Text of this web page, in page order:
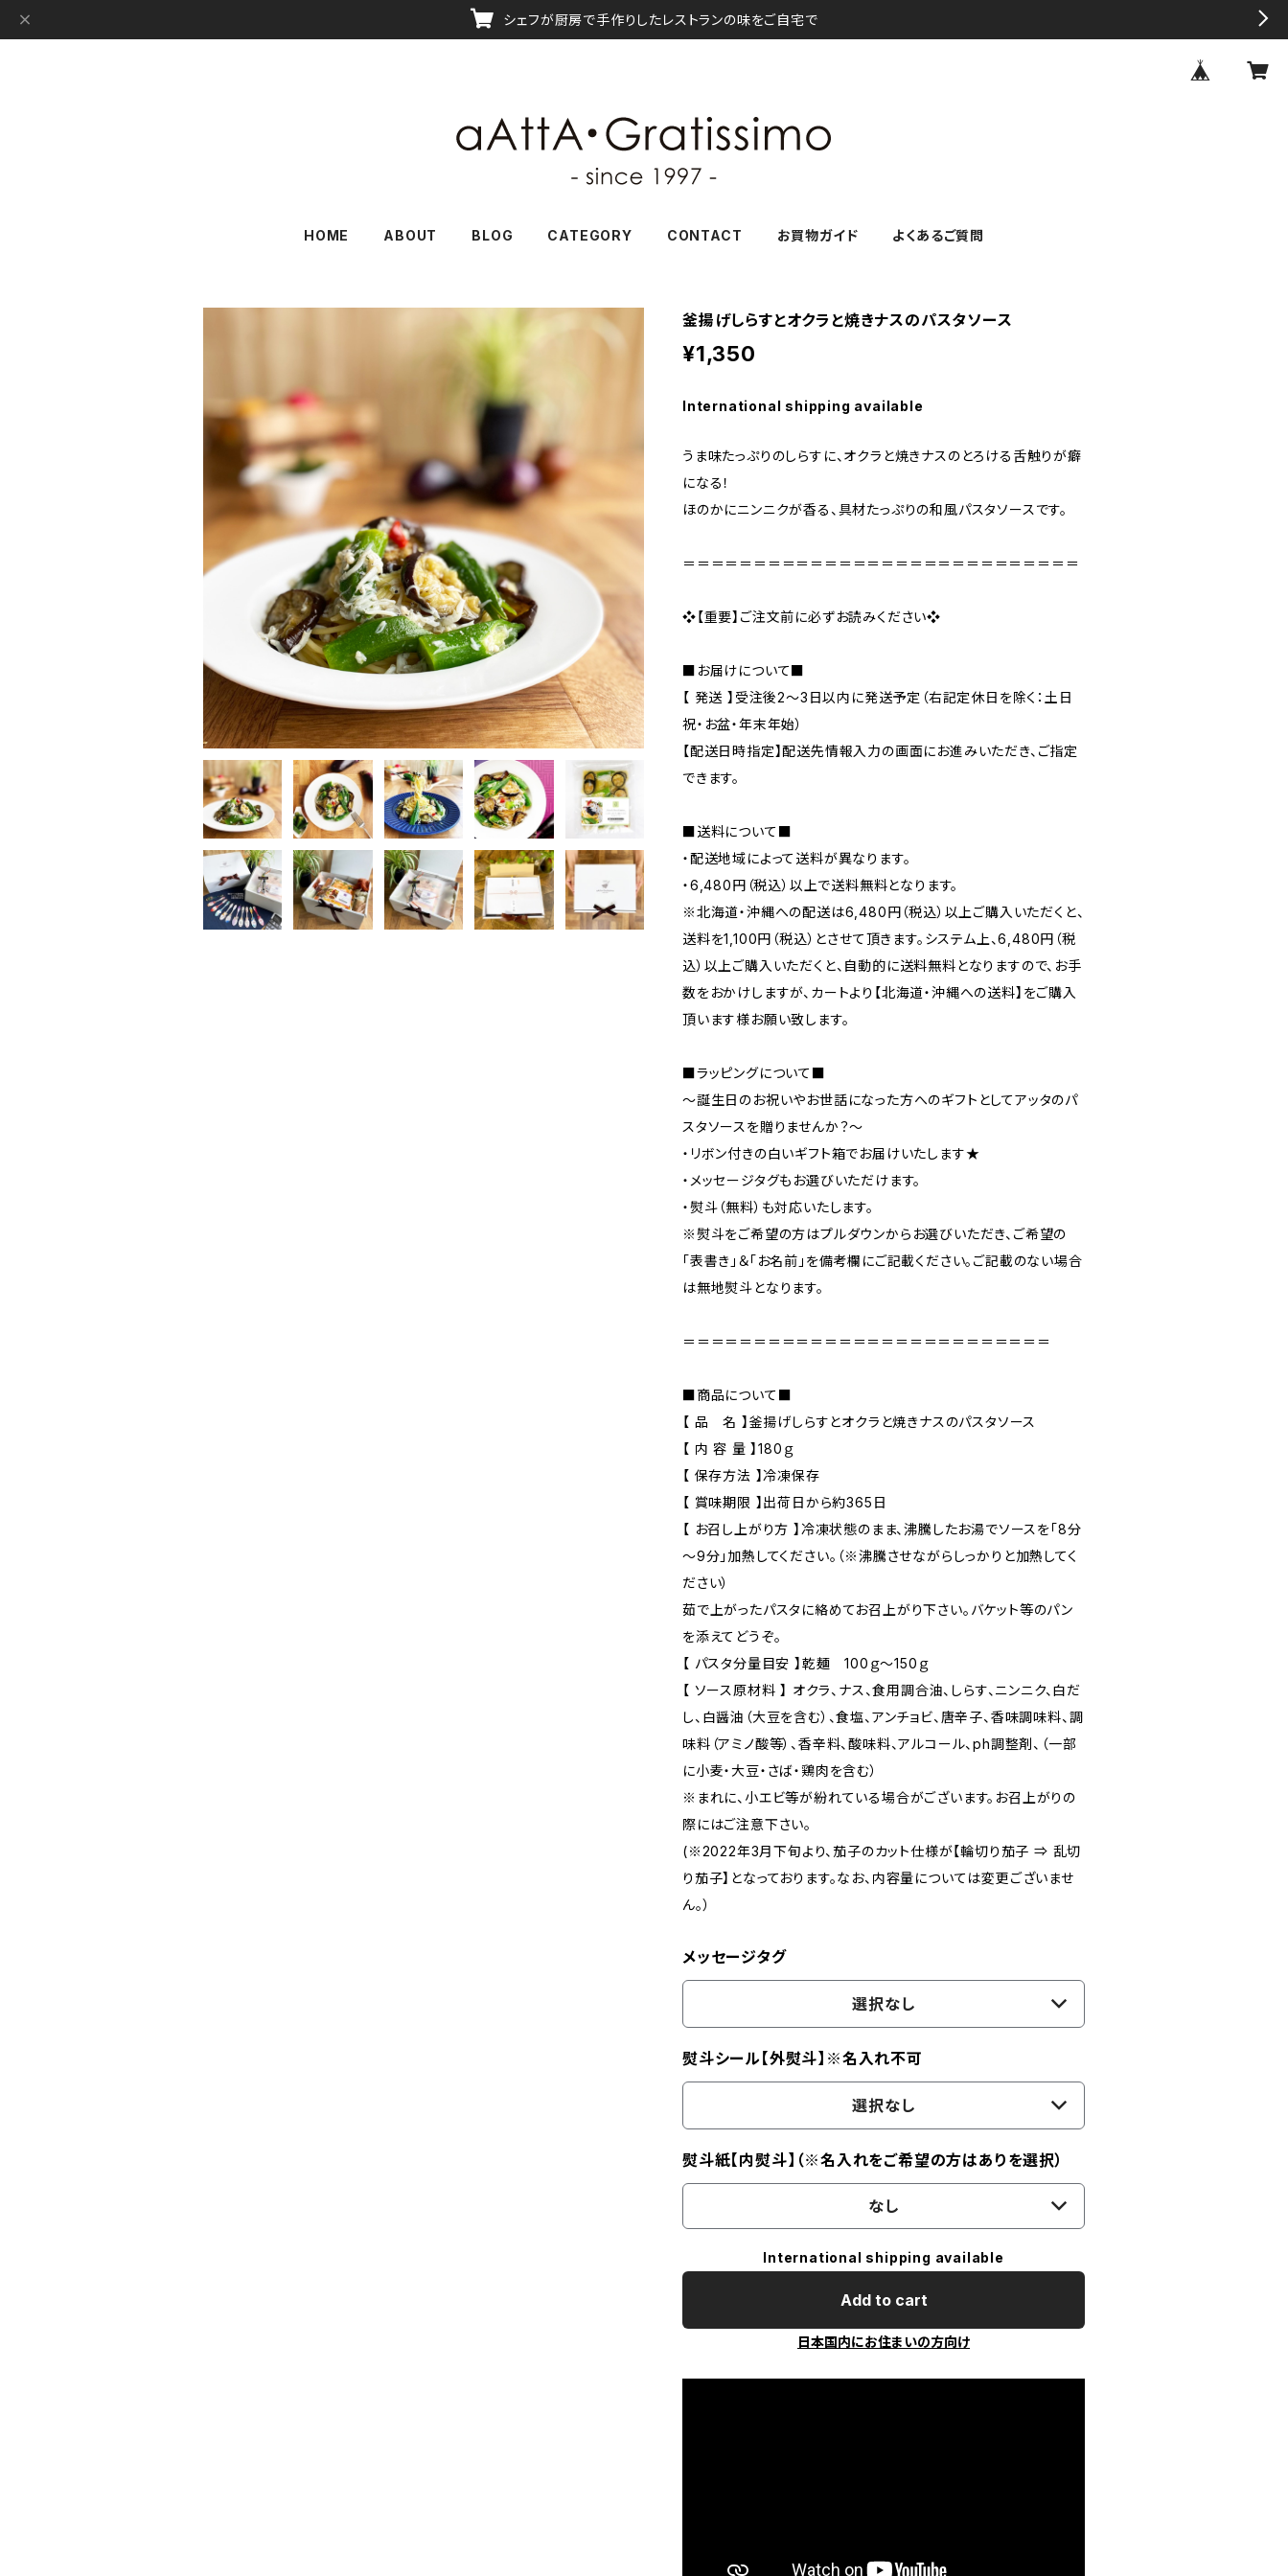
シェフが厨房で手作りしたレストランの味をご自宅で
HOME ABOUT BLOG CATEGORY CONTACT お買物ガイド よくあるご質問
釜揚げしらすとオクラと焼きナスのパスタソース
¥1,350
International shipping available
うま味たっぷりのしらすに、オクラと焼きナスのとろける舌触りが癖
になる！
ほのかにニンニクが香る、具材たっぷりの和風パスタソースです。
＝＝＝＝＝＝＝＝＝＝＝＝＝＝＝＝＝＝＝＝＝＝＝＝＝＝＝＝
❖【重要】ご注文前に必ずお読みください❖
■お届けについて■
【 発送 】受注後2～3日以内に発送予定（右記定休日を除く：土日
祝・お盆・年末年始）
【配送日時指定】配送先情報入力の画面にお進みいただき、ご指定
できます。
■送料について■
・配送地域によって送料が異なります。
・6,480円（税込）以上で送料無料となります。
※北海道・沖縄への配送は6,480円（税込）以上ご購入いただくと、
送料を1,100円（税込）とさせて頂きます。システム上、6,480円（税
込）以上ご購入いただくと、自動的に送料無料となりますので、お手
数をおかけしますが、カートより【北海道・沖縄への送料】をご購入
頂います様お願い致します。
■ラッピングについて■
～誕生日のお祝いやお世話になった方へのギフトとしてアッタのパ
スタソースを贈りませんか？～
・リボン付きの白いギフト箱でお届けいたします★
・メッセージタグもお選びいただけます。
・熨斗（無料）も対応いたします。
※熨斗をご希望の方はプルダウンからお選びいただき、ご希望の
「表書き」＆「お名前」を備考欄にご記載ください。ご記載のない場合
は無地熨斗となります。
＝＝＝＝＝＝＝＝＝＝＝＝＝＝＝＝＝＝＝＝＝＝＝＝＝＝
■商品について■
【 品 名 】釜揚げしらすとオクラと焼きナスのパスタソース
【 内 容 量 】180ｇ
【 保存方法 】冷凍保存
【 賞味期限 】出荷日から約365日
【 お召し上がり方 】冷凍状態のまま、沸騰したお湯でソースを「8分
～9分」加熱してください。（※沸騰させながらしっかりと加熱してく
ださい）
茹で上がったパスタに絡めてお召上がり下さい。バケット等のパン
を添えてどうぞ。
【 パスタ分量目安 】乾麺 100ｇ～150ｇ
【 ソース原材料 】 オクラ、ナス、食用調合油、しらす、ニンニク、白だ
し、白醤油（大豆を含む）、食塩、アンチョビ、唐辛子、香味調味料、調
味料（アミノ酸等）、香辛料、酸味料、アルコール、ph調整剤、（一部
に小麦・大豆・さば・鶏肉を含む）
※まれに、小エビ等が紛れている場合がございます。お召上がりの
際にはご注意下さい。
(※2022年3月下旬より、茄子のカット仕様が【輪切り茄子 ⇒ 乱切
り茄子】となっております。なお、内容量については変更ございませ
ん。）
メッセージタグ
選択なし
熨斗シール【外熨斗】※名入れ不可
選択なし
熨斗紙【内熨斗】（※名入れをご希望の方はありを選択）
なし
International shipping available
Add to cart
日本国内にお住まいの方向け